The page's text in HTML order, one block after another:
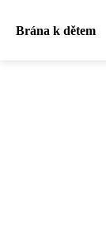
Brána k dětem